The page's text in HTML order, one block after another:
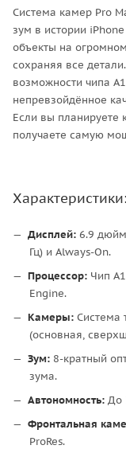
Система камер Pro
зум в истории
объекты на
сохраняя все
возможности чипа
непревзойдённое
Если вы планируете
получаете самую
Характеристики:
Дисплей: 6.9
Гц) и Always-On.
Процессор: Чип
Engine.
Камеры: Система
(основная,
Зум: 8-кратный
зума.
Автономность: До
Фронтальная
ProRes.